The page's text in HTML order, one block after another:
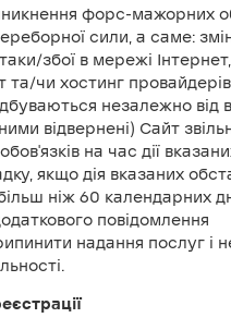
форс-мажорних
сили, а саме:
збої в мережі
та/чи хостинг провайдерів
незалежно від
відвернені) Сайт
на час дії
якщо дія вказаних
ніж 60 календарних
повідомлення
надання послуг і